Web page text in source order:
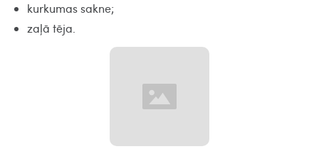
kurkumas sakne;
zaļā tēja.